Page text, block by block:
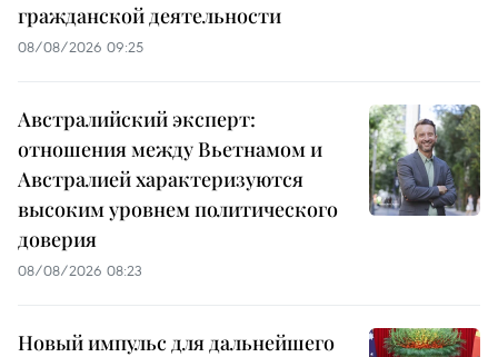
гражданской деятельности
08/08/2026 09:25
Австралийский эксперт:
отношения между Вьетнамом и
Австралией характеризуются
высоким уровнем политического
доверия
08/08/2026 08:23
Новый импульс для дальнейшего